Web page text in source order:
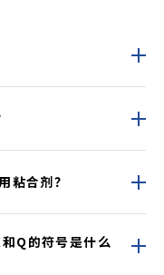
粘合剂？
Q的符号是什么